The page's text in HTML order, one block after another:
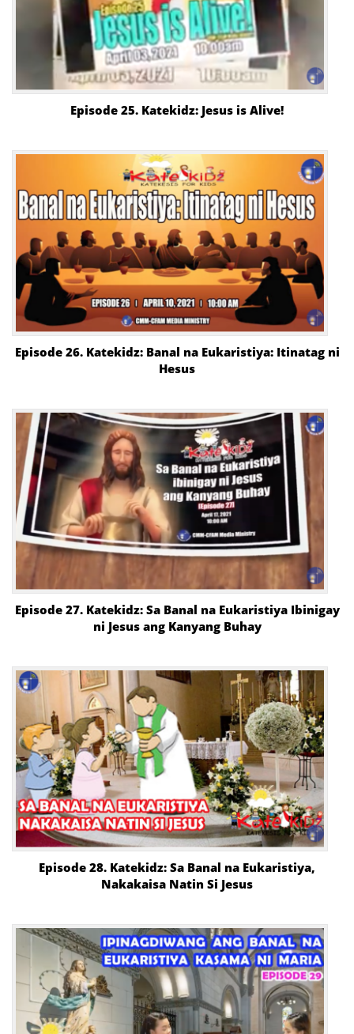
Episode 25. Katekidz: Jesus is Alive!
Episode 26. Katekidz: Banal na Eukaristiya: Itinatag ni
Hesus
Episode 27. Katekidz: Sa Banal na Eukaristiya Ibinigay
ni Jesus ang Kanyang Buhay
Episode 28. Katekidz: Sa Banal na Eukaristiya,
Nakakaisa Natin Si Jesus